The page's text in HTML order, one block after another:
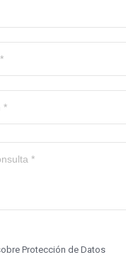
Protección de Datos